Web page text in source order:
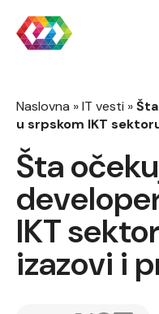
Naslovna »IT vesti »
u srpskom IKT
Šta
IKT
izazovi i